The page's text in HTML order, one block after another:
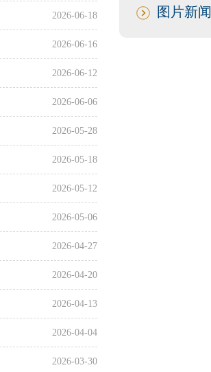
图片新闻
2026-06-18
2026-06-16
2026-06-12
2026-06-06
2026-05-28
2026-05-18
2026-05-12
2026-05-06
2026-04-27
2026-04-20
2026-04-13
2026-04-04
2026-03-30